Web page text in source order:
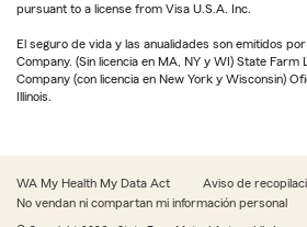
pursuant to a license from Visa U.S.A. Inc.
El seguro de vida y las anualidades son emitidos
Company. (Sin licencia en MA, NY y WI) State
Company (con licencia en New York y Wisconsin)
Illinois.
WA My Health My Data Act
Aviso de
No vendan ni compartan mi información personal